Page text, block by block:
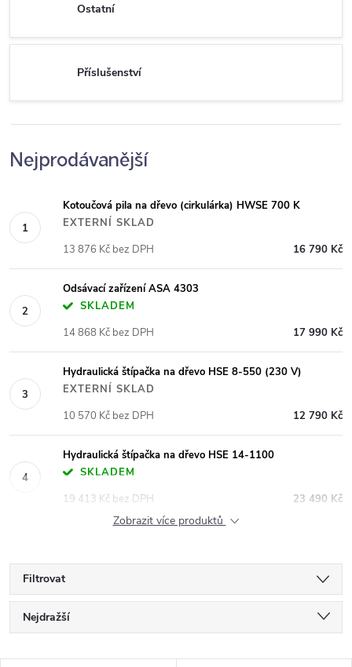
Ostatní
Příslušenství
Nejprodávanější
Kotoučová pila na dřevo (cirkulárka) HWSE 700 K
EXTERNÍ SKLAD
16 790 Kč
13 876 Kč bez DPH
Odsávací zařízení ASA 4303
SKLADEM
17 990 Kč
14 868 Kč bez DPH
Hydraulická štípačka na dřevo HSE 8-550 (230 V)
EXTERNÍ SKLAD
12 790 Kč
10 570 Kč bez DPH
Hydraulická štípačka na dřevo HSE 14-1100
SKLADEM
23 490 Kč
19 413 Kč bez DPH
Zobrazit více produktů
Filtrovat
Ř
Nejdražší